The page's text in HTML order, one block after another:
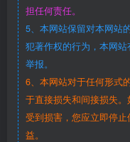
担任何责任。
5、本网站保留对本网站
犯著作权的行为，本网
举报。
6、本网站对于任何形式
于直接损失和间接损失
受到损害，您应立即停
益。